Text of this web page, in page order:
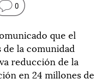
0
que el
la comunidad
reducción de la
en 24 millones de